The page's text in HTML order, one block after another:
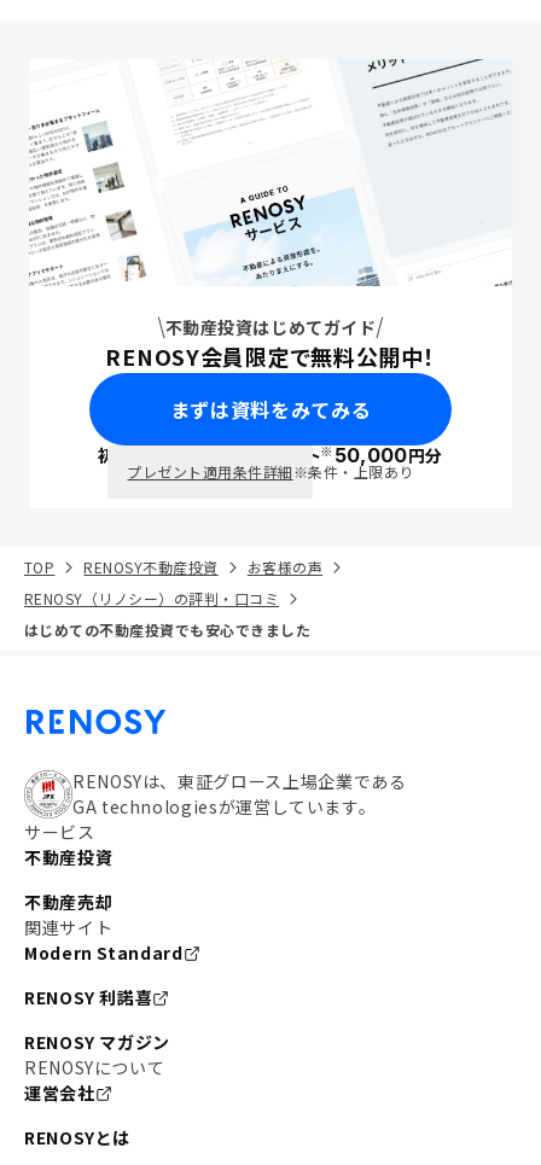
不動産投資はじめてガイド
RENOSY会員限定で無料公開中！
まずは資料をみてみる
初回面談で ポイント※50,000円分
プレゼント適用条件詳細※条件・上限あり
TOP RENOSY不動産投資
お客様の声
RENOSY（リノシー）の評判・口コミ
はじめての不動産投資でも安心できました
RENOSYは、東証グロース上場企業である
GA technologiesが運営しています。
サービス
不動産投資
不動産売却
関連サイト
Modern Standard
RENOSY 利諾喜
RENOSY マガジン
RENOSYについて
運営会社
RENOSYとは